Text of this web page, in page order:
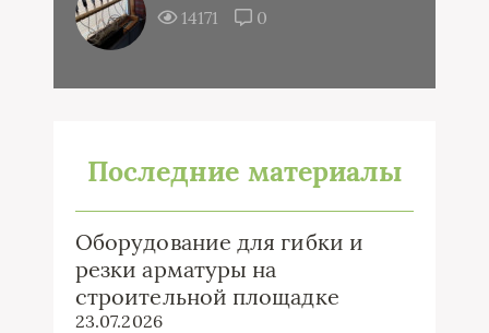
14171
0
Последние материалы
Оборудование для гибки и
резки арматуры на
строительной площадке
23.07.2026